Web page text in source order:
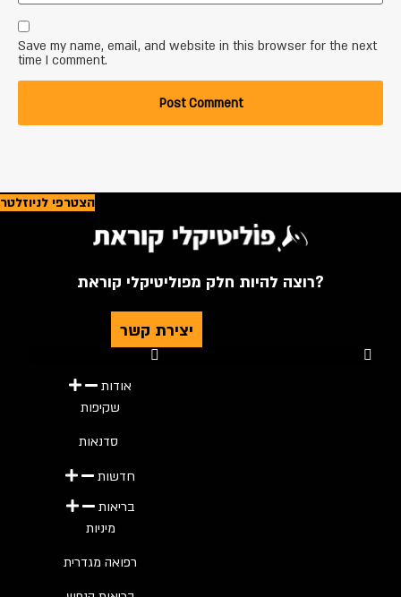
Save my name, email, and website in this browser for the next
time I comment.
הצטרפי לניוזלטר
רוצה להיות חלק מפוליטיקלי קוראת?
יצירת קשר
אודות
שקיפות
סדנאות
חדשות
בריאות
מיניות
רפואה מגדרית